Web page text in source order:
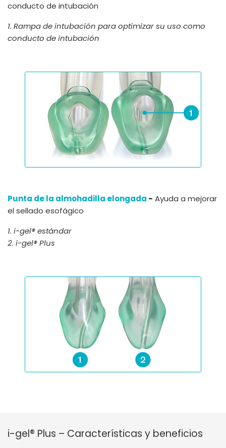
conducto de intubación
1. Rampa de intubación para optimizar su uso como
conducto de intubación
Punta de la almohadilla elongada - Ayuda a mejorar
el sellado esofágico
1. i-gel® estándar
2. i-gel® Plus
i-gel® Plus – Características y beneficios